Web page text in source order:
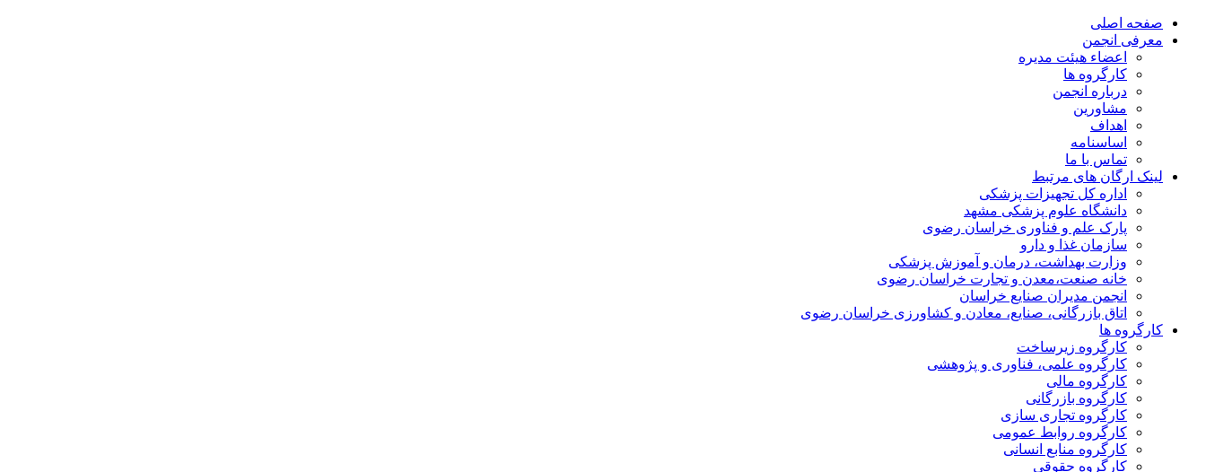
صفحه اصلی
معرفی انجمن
اعضاء هیئت مدیره
کارگروه ها
درباره انجمن
مشاورین
اهداف
اساسنامه
تماس با ما
لینک ارگان های مرتبط
اداره کل تجهیزات پزشکی
دانشگاه علوم پزشکی مشهد
پارک علم و فناوری خراسان رضوی
سازمان غذا و دارو
وزارت بهداشت، درمان و آموزش پزشکی
خانه صنعت،معدن و تجارت خراسان رضوی
انجمن مدیران صنایع خراسان
اتاق بازرگانی، صنایع، معادن و کشاورزی خراسان رضوی
کارگروه ها
کارگروه زیرساخت
کارگروه علمی، فناوری و پژوهشی
کارگروه مالی
کارگروه بازرگانی
کارگروه تجاری سازی
کارگروه روابط عمومی
کارگروه منابع انسانی
کارگروه حقوقی